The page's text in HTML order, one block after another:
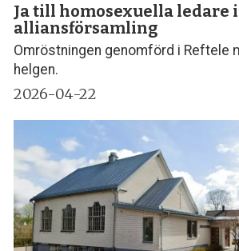
Ja till homosexuella ledare
alliansförsamling
Omröstningen genomförd i Reftele
helgen.
2026-04-22